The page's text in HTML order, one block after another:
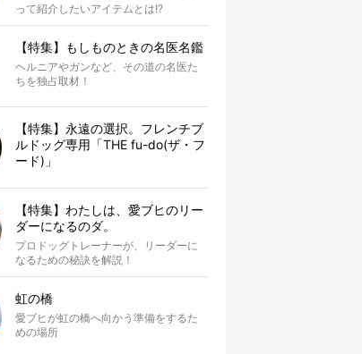
って紹介したいアイテムとは!?
【特集】もしものときの名医名鑑
ヘルニアやガンなど、その道の名医た
ちを独占取材！
【特集】永遠の選択。フレンチブ
ルドッグ専用「THE fu-do(ザ・フ
ード)」
【特集】わたしは、愛ブヒのリー
ダーになるのダ。
プロドッグトレーナーが、リーダーに
なるための秘訣を解説！
虹の橋
愛ブヒが虹の橋へ向かう準備をするた
めの場所